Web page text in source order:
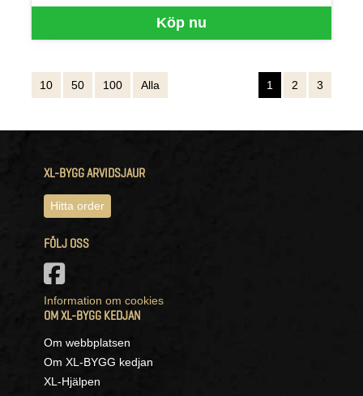
Köp nu
10 50 100 Alla 1 2 3
XL-BYGG ARVIDSJAUR
Hitta order
FÖLJ OSS
Information om cookies
OM XL-BYGG KEDJAN
Om webbplatsen
Om XL-BYGG kedjan
XL-Hjälpen